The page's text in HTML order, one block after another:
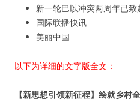
新一轮巴以冲突两周年已
国际联播快讯
美丽中国
以下为详细的文字版全文：
【新思想引领新征程】绘就乡村